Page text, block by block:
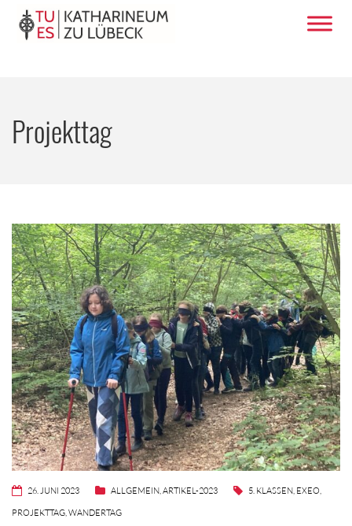
Projekttag
26. JUNI 2023 ALLGEMEIN ARTIKEL-2023 5. KLASSEN EXEO
PROJEKTTAG WANDERTAG